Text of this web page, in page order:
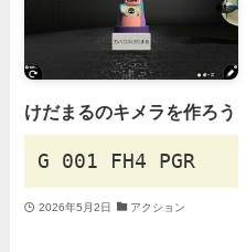
けだまるのキメラを作ろう
G 001 FH4 PGR
2026年5月2日 アクション